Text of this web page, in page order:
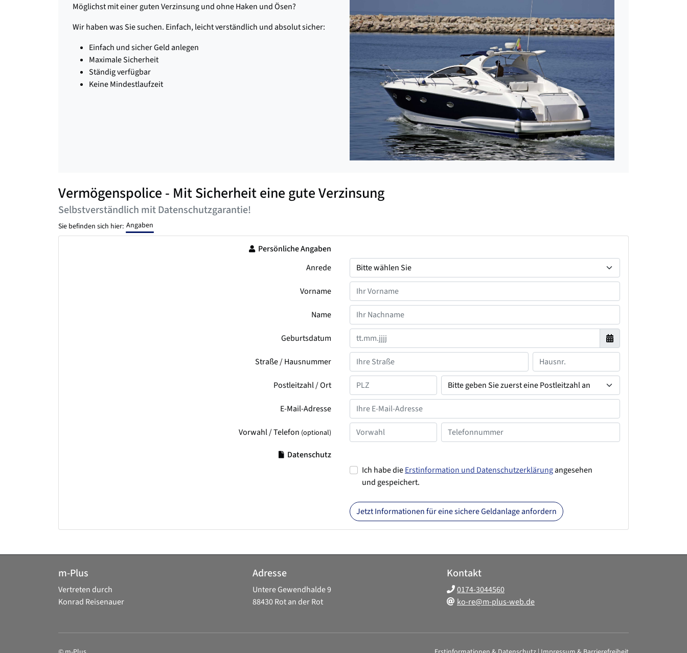
Möglichst mit einer guten Verzinsung und ohne Haken und Ösen?
Wir haben was Sie suchen. Einfach, leicht verständlich und absolut sicher:
Einfach und sicher Geld anlegen
Maximale Sicherheit
Ständig verfügbar
Keine Mindestlaufzeit
Vermögenspolice - Mit Sicherheit eine gute Verzinsung
Selbstverständlich mit Datenschutzgarantie!
Sie befinden sich hier: Angaben
Persönliche Angaben
Anrede
Vorname
Name
Geburtsdatum
Straße / Hausnummer
Postleitzahl / Ort
E-Mail-Adresse
Vorwahl / Telefon (optional)
Datenschutz
Ich habe dieErstinformation und Datenschutzerklärungangesehen
und gespeichert.
Jetzt Informationen für eine sichere Geldanlage anfordern
m-Plus
Vertreten durch
Konrad Reisenauer
Adresse
Untere Gewendhalde 9
88430 Rot an der Rot
Kontakt
0174-3044560
ko-re@m-plus-web.de